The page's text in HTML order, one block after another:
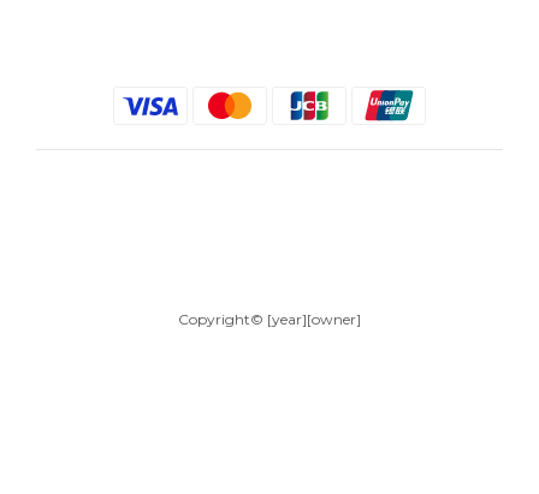
Copyright© [year][owner]